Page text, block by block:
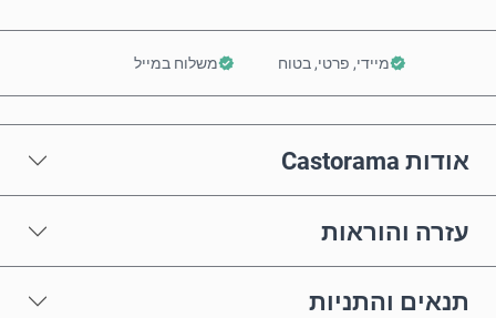
מיידי, פרטי, בטוח משלוח במייל
אודות Castorama
עזרה והוראות
תנאים והתניות